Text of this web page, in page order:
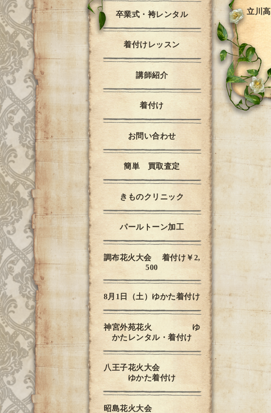
立川
卒業式・袴レンタル
着付けレッスン
講師紹介
着付け
お問い合わせ
簡単 買取査定
きものクリニック
パールトーン加工
調布花火大会 着付け￥2,
500
8月1日（土）ゆかた着付け
神宮外苑花火 ゆ
かたレンタル・着付け
八王子花火大会
ゆかた着付け
昭島花火大会